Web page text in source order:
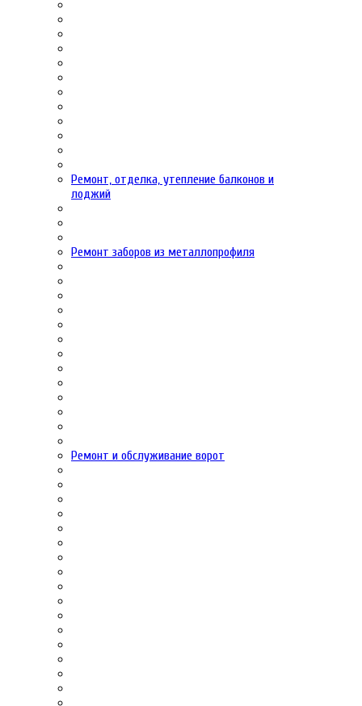
Ремонт, отделка, утепление балконов и
лоджий
Ремонт заборов из металлопрофиля
Ремонт и обслуживание ворот